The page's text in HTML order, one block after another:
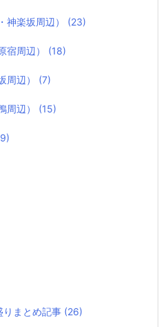
神楽坂周辺） (23)
宿周辺） (18)
周辺） (7)
周辺） (15)
りまとめ記事 (26)